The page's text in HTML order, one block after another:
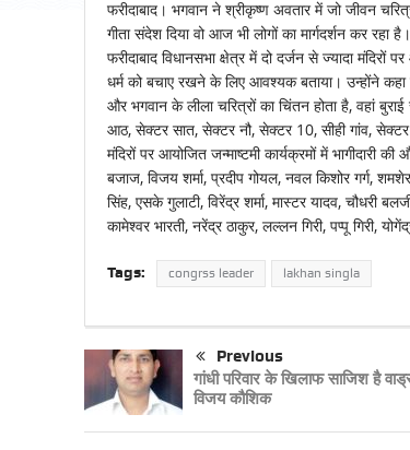
फरीदाबाद। भगवान ने श्रीकृष्ण अवतार में जो जीवन
गीता संदेश दिया वो आज भी लोगों का मार्गदर्शन कर
फरीदाबाद विधानसभा क्षेत्र में दो दर्जन से ज्यादा मंदिरों
धर्म को बचाए रखने के लिए आवश्यक बताया। उन्होंने कहा
और भगवान के लीला चरित्रों का चिंतन होता है, वहां
आठ, सेक्टर सात, सेक्टर नौ, सेक्टर 10, सीही गांव, सेक्टर
मंदिरों पर आयोजित जन्माष्टमी कार्यक्रमों में
बजाज, विजय शर्मा, प्रदीप गोयल, नवल किशोर गर्ग,
सिंह, एसके गुलाटी, विरेंद्र शर्मा, मास्टर यादव, चौधरी
कामेश्वर भारती, नरेंद्र ठाकुर, लल्लन गिरी, पप्पू गिरी,
Tags: congrss leader lakhan singla
Previous
गांधी परिवार के खिलाफ साजिश है
विजय कौशिक